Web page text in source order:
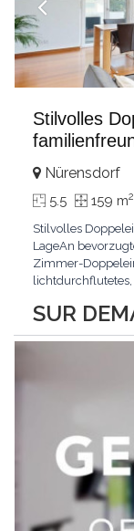
Stilvolles
SUR
Nürensdorf
5.5 159 m2
Stilvolles
LageAn
Zimmer-
lichtdurchflutetes,
Liegenschaft in
zeitgemässen